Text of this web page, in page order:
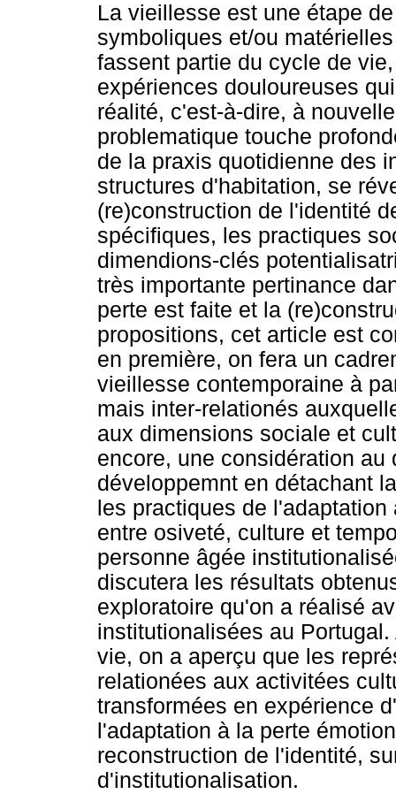
La vieillesse est une étape
symboliques et/ou
fassent partie du cycle de
expériences douloureuses
réalité, c'est-à-dire, à
problematique touche
de la praxis quotidienne des
structures d'habitation, se
(re)construction de l'identité
spécifiques, les practiques
dimendions-clés
très importante pertinance
perte est faite et la
propositions, cet article est
en première, on fera un
vieillesse contemporaine à
mais inter-relationés
aux dimensions sociale et
encore, une considération
développemnt en détachant
les practiques de
entre osiveté, culture et
personne âgée
discutera les résultats
exploratoire qu'on a réalisé
institutionalisées au
vie, on a aperçu que les
relationées aux activitées
transformées en expérience
l'adaptation à la perte
reconstruction de l'identité,
d'institutionalisation.